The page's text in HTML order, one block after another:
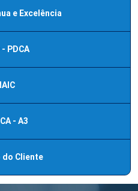
e Excelência
PDCA
- A3
do Cliente